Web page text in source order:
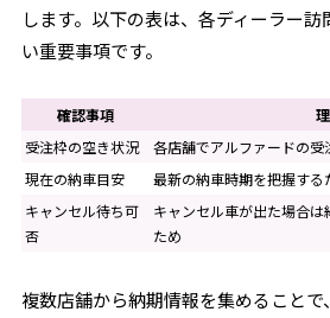
します。以下の表は、各ディーラー
い重要事項です。
確認事項
受注枠の空き状況
各店舗でアルファードの受
現在の納車目安
最新の納車時期を把握する
キャンセル待ち可
否
キャンセル車が出た場合
ため
複数店舗から納期情報を集めること